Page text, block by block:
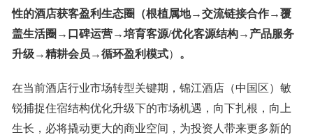
性的酒店获客盈利生态圈（根植属地→交流链接合作→覆
盖生活圈→口碑运营→培育客源/优化客源结构→产品服务
升级→精耕会员→循环盈利模式） 。
在当前酒店行业市场转型关键期，锦江酒店（中国区）敏
锐捕捉住宿结构优化升级下的市场机遇，向下扎根，向上
生长，必将撬动更大的商业空间，为投资人带来更多新的